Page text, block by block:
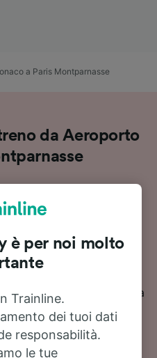
a Paris Montparnasse
da Aeroporto
treno da Aeroporto
Consulta orari
di viaggio in un unico
da Aeroporto Monaco
circa 8 ore 52 minuti. La
Montparnasse è
giornalieri.
da Aeroporto
è per noi molto
Trainline.
dei tuoi dati
responsabilità.
le tue